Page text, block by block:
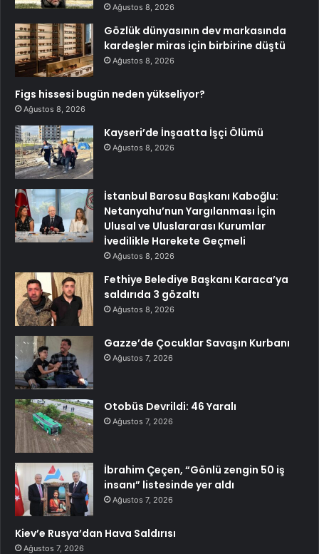
Ağustos 8, 2026
Gözlük dünyasının dev markasında
kardeşler miras için birbirine düştü
Ağustos 8, 2026
Figs hissesi bugün neden yükseliyor?
Ağustos 8, 2026
Kayseri’de İnşaatta İşçi Ölümü
Ağustos 8, 2026
İstanbul Barosu Başkanı Kaboğlu:
Netanyahu’nun Yargılanması İçin
Ulusal ve Uluslararası Kurumlar
İvedilikle Harekete Geçmeli
Ağustos 8, 2026
Fethiye Belediye Başkanı Karaca’ya
saldırıda 3 gözaltı
Ağustos 8, 2026
Gazze’de Çocuklar Savaşın Kurbanı
Ağustos 7, 2026
Otobüs Devrildi: 46 Yaralı
Ağustos 7, 2026
İbrahim Çeçen, “Gönlü zengin 50 iş
insanı” listesinde yer aldı
Ağustos 7, 2026
Kiev’e Rusya’dan Hava Saldırısı
Ağustos 7, 2026